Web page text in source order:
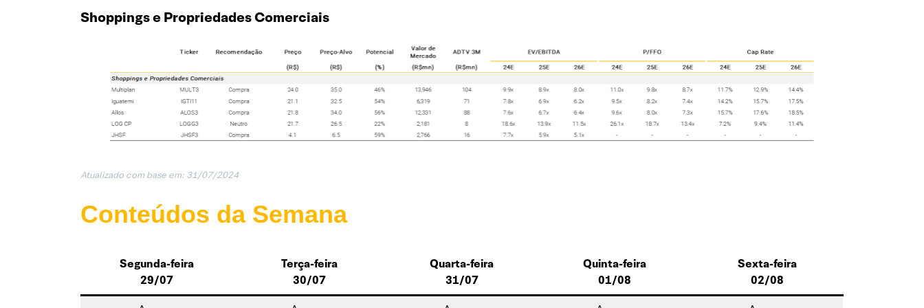
Shoppings e Propriedades Comerciais
Atualizado com base em: 31/07/2024
Conteúdos da Semana
Segunda-feira
29/07
Terça-feira
30/07
Quarta-feira
31/07
Quinta-feira
01/08
Sexta-feira
02/08